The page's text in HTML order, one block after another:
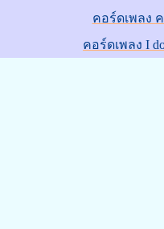
คอร์ดเพลง ค
คอร์ดเพลง I